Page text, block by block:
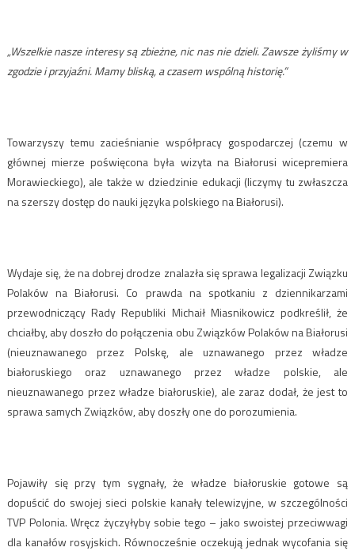
„Wszelkie nasze interesy są zbieżne, nic nas nie dzieli. Zawsze żyliśmy w
zgodzie i przyjaźni. Mamy bliską, a czasem wspólną historię.”
Towarzyszy temu zacieśnianie współpracy gospodarczej (czemu w
głównej mierze poświęcona była wizyta na Białorusi wicepremiera
Morawieckiego), ale także w dziedzinie edukacji (liczymy tu zwłaszcza
na szerszy dostęp do nauki języka polskiego na Białorusi).
Wydaje się, że na dobrej drodze znalazła się sprawa legalizacji Związku
Polaków na Białorusi. Co prawda na spotkaniu z dziennikarzami
przewodniczący Rady Republiki Michaił Miasnikowicz podkreślił, że
chciałby, aby doszło do połączenia obu Związków Polaków na Białorusi
(nieuznawanego przez Polskę, ale uznawanego przez władze
białoruskiego oraz uznawanego przez władze polskie, ale
nieuznawanego przez władze białoruskie), ale zaraz dodał, że jest to
sprawa samych Związków, aby doszły one do porozumienia.
Pojawiły się przy tym sygnały, że władze białoruskie gotowe są
dopuścić do swojej sieci polskie kanały telewizyjne, w szczególności
TVP Polonia. Wręcz życzyłyby sobie tego – jako swoistej przeciwwagi
dla kanałów rosyjskich. Równocześnie oczekują jednak wycofania się